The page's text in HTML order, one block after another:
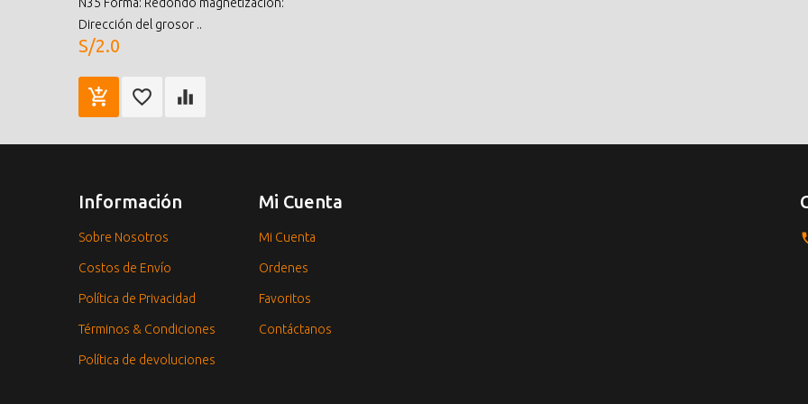
Dirección del grosor ..
S/2.0
Información
Sobre Nosotros
Costos de Envío
Política de Privacidad
Términos & Condiciones
Política de devoluciones
Mi Cuenta
Mi Cuenta
Ordenes
Favoritos
Contáctanos